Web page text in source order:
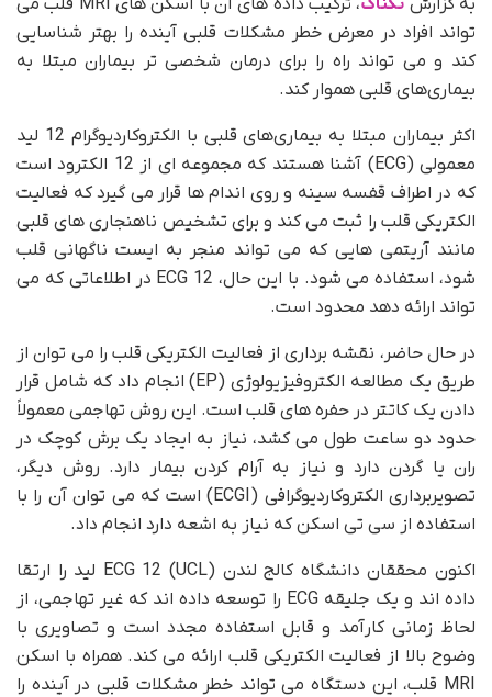
تواند افراد در معرض خطر مشکلات قلبی آینده را بهتر شناسایی
کند و می تواند راه را برای درمان شخصی تر بیماران مبتلا به
بیماری‌های قلبی هموار کند.
اکثر بیماران مبتلا به بیماری‌های قلبی با الکتروکاردیوگرام 12 لید
معمولی (ECG) آشنا هستند که مجموعه ای از 12 الکترود است
که در اطراف قفسه سینه و روی اندام ها قرار می گیرد که فعالیت
الکتریکی قلب را ثبت می کند و برای تشخیص ناهنجاری های قلبی
مانند آریتمی هایی که می تواند منجر به ایست ناگهانی قلب
شود، استفاده می شود. با این حال، ECG 12 در اطلاعاتی که می
تواند ارائه دهد محدود است.
در حال حاضر، نقشه برداری از فعالیت الکتریکی قلب را می توان از
طریق یک مطالعه الکتروفیزیولوژی (EP) انجام داد که شامل قرار
دادن یک کاتتر در حفره های قلب است. این روش تهاجمی معمولاً
حدود دو ساعت طول می کشد، نیاز به ایجاد یک برش کوچک در
ران یا گردن دارد و نیاز به آرام کردن بیمار دارد. روش دیگر،
تصویربرداری الکتروکاردیوگرافی (ECGI) است که می توان آن را با
استفاده از سی تی اسکن که نیاز به اشعه دارد انجام داد.
اکنون محققان دانشگاه کالج لندن (UCL) ECG 12 لید را ارتقا
داده اند و یک جلیقه ECG را توسعه داده اند که غیر تهاجمی، از
لحاظ زمانی کارآمد و قابل استفاده مجدد است و تصاویری با
وضوح بالا از فعالیت الکتریکی قلب ارائه می کند. همراه با اسکن
MRI قلب، این دستگاه می تواند خطر مشکلات قلبی در آینده را